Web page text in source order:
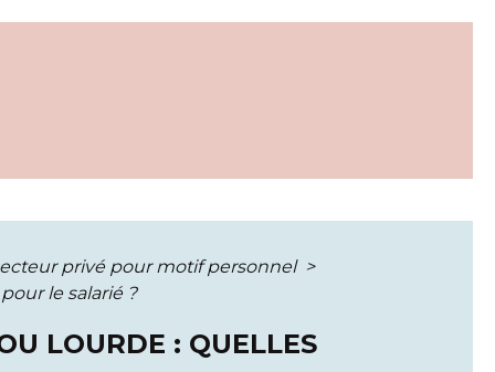
privé pour motif personnel >
le salarié ?
LOURDE : QUELLES